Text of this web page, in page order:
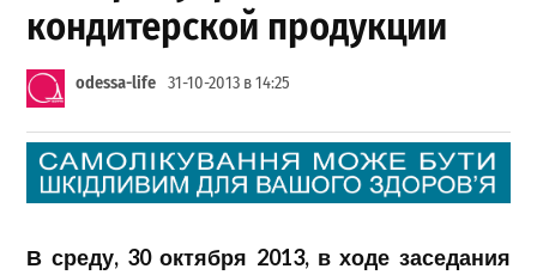
кондитерской продукции
odessa-life 31-10-2013 в 14:25
В среду, 30 октября 2013, в ходе заседания